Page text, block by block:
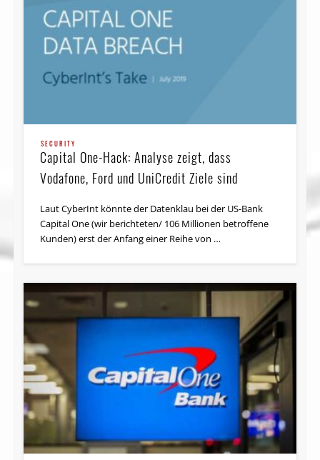
SECURITY
Capital One-Hack: Analyse zeigt, dass
Vodafone, Ford und UniCredit Ziele sind
Laut CyberInt könnte der Datenklau bei der US-Bank
Capital One (wir berichteten/ 106 Millionen betroffene
Kunden) erst der Anfang einer Reihe von …